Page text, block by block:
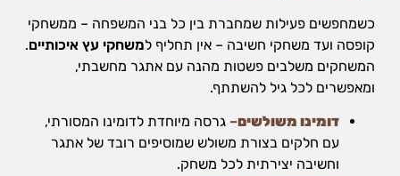
כשמחפשים פעילות שמחברת בין כל בני המשפחה – ממשחקי
קופסה ועד משחקי חשיבה – אין תחליף למשחקי עץ איכותיים.
המשחקים משלבים פשטות מהנה עם אתגר מחשבתי,
ומאפשרים לכל גיל להשתתף.
דומינו משולשים– גרסה מיוחדת לדומינו המסורתי,
עם חלקים בצורת משולש שמוסיפים רובד של אתגר
וחשיבה יצירתית לכל משחק.